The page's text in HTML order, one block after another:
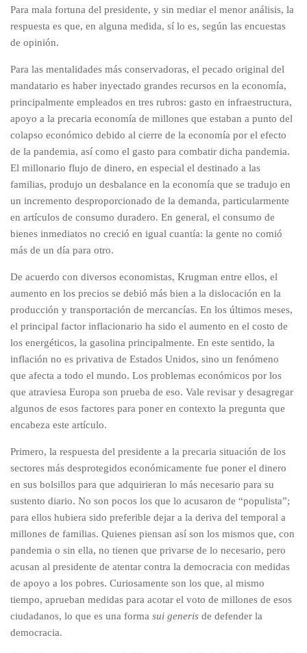
Para mala fortuna del presidente, y sin mediar el menor análisis, la
respuesta es que, en alguna medida, sí lo es, según las encuestas
de opinión.
Para las mentalidades más conservadoras, el pecado original del
mandatario es haber inyectado grandes recursos en la economía,
principalmente empleados en tres rubros: gasto en infraestructura,
apoyo a la precaria economía de millones que estaban a punto del
colapso económico debido al cierre de la economía por el efecto
de la pandemia, así como el gasto para combatir dicha pandemia.
El millonario flujo de dinero, en especial el destinado a las
familias, produjo un desbalance en la economía que se tradujo en
un incremento desproporcionado de la demanda, particularmente
en artículos de consumo duradero. En general, el consumo de
bienes inmediatos no creció en igual cuantía: la gente no comió
más de un día para otro.
De acuerdo con diversos economistas, Krugman entre ellos, el
aumento en los precios se debió más bien a la dislocación en la
producción y transportación de mercancías. En los últimos meses,
el principal factor inflacionario ha sido el aumento en el costo de
los energéticos, la gasolina principalmente. En este sentido, la
inflación no es privativa de Estados Unidos, sino un fenómeno
que afecta a todo el mundo. Los problemas económicos por los
que atraviesa Europa son prueba de eso. Vale revisar y desagregar
algunos de esos factores para poner en contexto la pregunta que
encabeza este artículo.
Primero, la respuesta del presidente a la precaria situación de los
sectores más desprotegidos económicamente fue poner el dinero
en sus bolsillos para que adquirieran lo más necesario para su
sustento diario. No son pocos los que lo acusaron de “populista”;
para ellos hubiera sido preferible dejar a la deriva del temporal a
millones de familias. Quienes piensan así son los mismos que, con
pandemia o sin ella, no tienen que privarse de lo necesario, pero
acusan al presidente de atentar contra la democracia con medidas
de apoyo a los pobres. Curiosamente son los que, al mismo
tiempo, aprueban medidas para acotar el voto de millones de esos
ciudadanos, lo que es una forma sui generis de defender la
democracia.